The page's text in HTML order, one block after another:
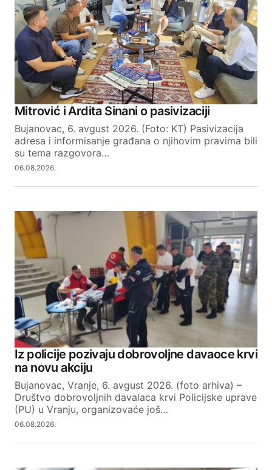
Mitrović i Ardita Sinani o pasivizaciji
Bujanovac, 6. avgust 2026. (Foto: KT) Pasivizacija
adresa i informisanje građana o njihovim pravima bili
su tema razgovora…
06.08.2026.
Iz policije pozivaju dobrovoljne davaoce krvi
na novu akciju
Bujanovac, Vranje, 6. avgust 2026. (foto arhiva) –
Društvo dobrovoljnih davalaca krvi Policijske uprave
(PU) u Vranju, organizovaće još…
06.08.2026.